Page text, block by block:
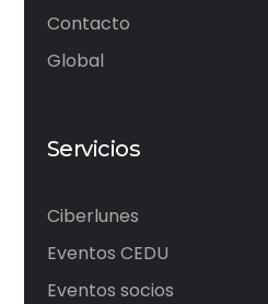
Contacto
Global
Servicios
Ciberlunes
Eventos CEDU
Eventos socios